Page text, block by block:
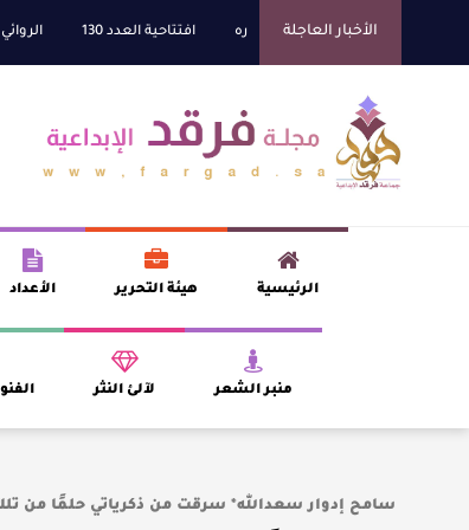
الأخبار العاجلة افتتاحية العدد 130 الروائي جابر
الرئيسية هيئة التحرير الأعداد
منبر الشعر لآلئ النثر
سامح إدوار سعدالله* سرقت من ذكرياتي حلمًا من